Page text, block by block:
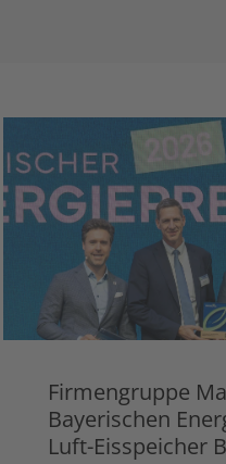
Firmengruppe
Bayerischen
Luft-Eisspeicher